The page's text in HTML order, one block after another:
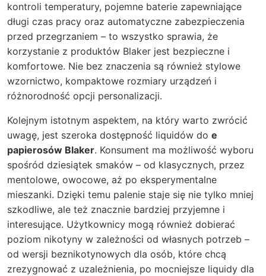
kontroli temperatury, pojemne baterie zapewniające
długi czas pracy oraz automatyczne zabezpieczenia
przed przegrzaniem – to wszystko sprawia, że
korzystanie z produktów Blaker jest bezpieczne i
komfortowe. Nie bez znaczenia są również stylowe
wzornictwo, kompaktowe rozmiary urządzeń i
różnorodność opcji personalizacji.
Kolejnym istotnym aspektem, na który warto zwrócić
uwagę, jest szeroka dostępność liquidów do e
papierosów Blaker. Konsument ma możliwość wyboru
spośród dziesiątek smaków – od klasycznych, przez
mentolowe, owocowe, aż po eksperymentalne
mieszanki. Dzięki temu palenie staje się nie tylko mniej
szkodliwe, ale też znacznie bardziej przyjemne i
interesujące. Użytkownicy mogą również dobierać
poziom nikotyny w zależności od własnych potrzeb –
od wersji beznikotynowych dla osób, które chcą
zrezygnować z uzależnienia, po mocniejsze liquidy dla